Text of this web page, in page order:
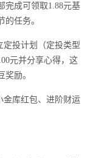
完成可领取1.88元基
任务。
定投计划（定投类型
元并分享心得，这
奖励。
金库红包、进阶财运